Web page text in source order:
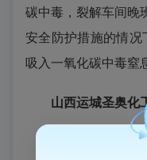
碳中毒，裂解车间晚
安全防护措施的情况
吸入一氧化碳中毒窒
山西运城圣奥化
2022年5月31